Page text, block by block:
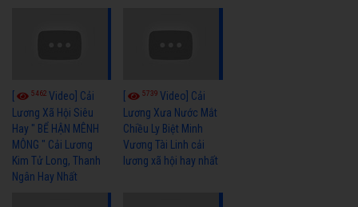
5462 Video] Cải
Lương Xã Hội Siêu
Hay " BỂ HẬN MÊNH
MÔNG " Cải Lương
Kim Tử Long, Thanh
Ngân Hay Nhất
5739Video] Cải
Lương Xưa Nước Mắt
Chiều Ly Biệt Minh
Vương Tài Linh cải
lương xã hội hay nhất